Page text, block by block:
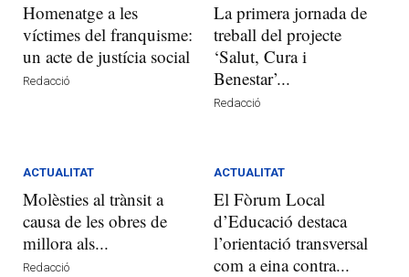
Homenatge a les
víctimes del franquisme:
un acte de justícia social
Redacció
La primera jornada de
treball del projecte
‘Salut, Cura i
Benestar’...
Redacció
ACTUALITAT
Molèsties al trànsit a
causa de les obres de
millora als...
Redacció
ACTUALITAT
El Fòrum Local
d’Educació destaca
l’orientació transversal
com a eina contra...